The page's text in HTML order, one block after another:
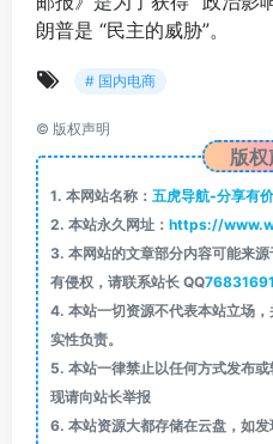
朗普是 “民主的威胁”。
# 国内电商
© 版权声明
版权
1. 本网站名称： 五虎导航-分享有
2. 本站永久网址： https://
3. 本网站的文章部分内容可能来
有侵权，请联系站长 QQ76831691
4. 本站一切资源不代表本站立场
实性负责。
5. 本站一律禁止以任何方式发布
现请向站长举报
6. 本站资源大都存储在云盘，如